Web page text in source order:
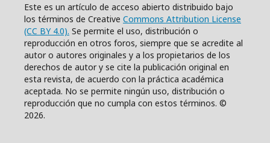
Este es un artículo de acceso abierto distribuido bajo
los términos de Creative Commons Attribution License
(CC BY 4.0). Se permite el uso, distribución o
reproducción en otros foros, siempre que se acredite al
autor o autores originales y a los propietarios de los
derechos de autor y se cite la publicación original en
esta revista, de acuerdo con la práctica académica
aceptada. No se permite ningún uso, distribución o
reproducción que no cumpla con estos términos. ©
2026.